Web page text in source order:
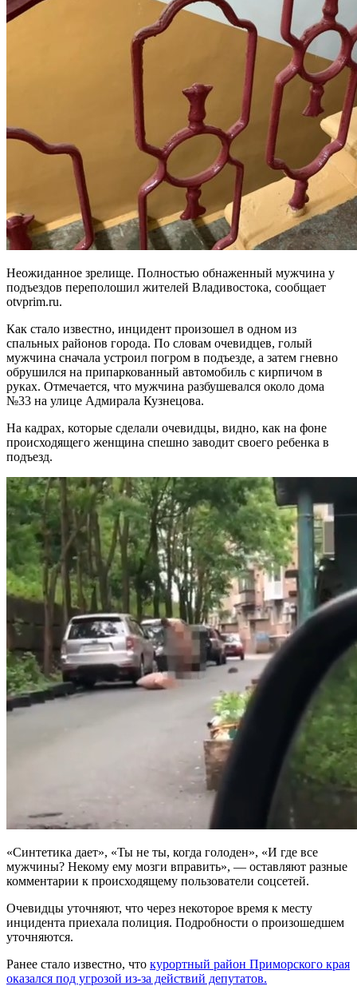
Неожиданное зрелище. Полностью обнаженный мужчина у
подъездов переполошил жителей Владивостока, сообщает
otvprim.ru.
Как стало известно, инцидент произошел в одном из
спальных районов города. По словам очевидцев, голый
мужчина сначала устроил погром в подъезде, а затем гневно
обрушился на припаркованный автомобиль с кирпичом в
руках. Отмечается, что мужчина разбушевался около дома
№33 на улице Адмирала Кузнецова.
На кадрах, которые сделали очевидцы, видно, как на фоне
происходящего женщина спешно заводит своего ребенка в
подъезд.
«Синтетика дает», «Ты не ты, когда голоден», «И где все
мужчины? Некому ему мозги вправить», — оставляют разные
комментарии к происходящему пользователи соцсетей.
Очевидцы уточняют, что через некоторое время к месту
инцидента приехала полиция. Подробности о произошедшем
уточняются.
Ранее стало известно, что курортный район Приморского края
оказался под угрозой из-за действий депутатов.